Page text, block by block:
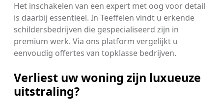
Het inschakelen van een expert met oog voor detail
is daarbij essentieel. In Teeffelen vindt u erkende
schildersbedrijven die gespecialiseerd zijn in
premium werk. Via ons platform vergelijkt u
eenvoudig offertes van topklasse bedrijven.
Verliest uw woning zijn luxueuze
uitstraling?